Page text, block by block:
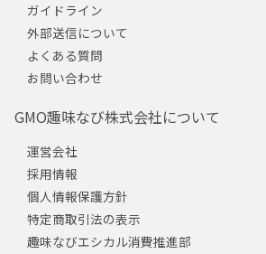
ガイドライン
外部送信について
よくある質問
お問い合わせ
GMO趣味なび株式会社について
運営会社
採用情報
個人情報保護方針
特定商取引法の表示
趣味なびエシカル消費推進部